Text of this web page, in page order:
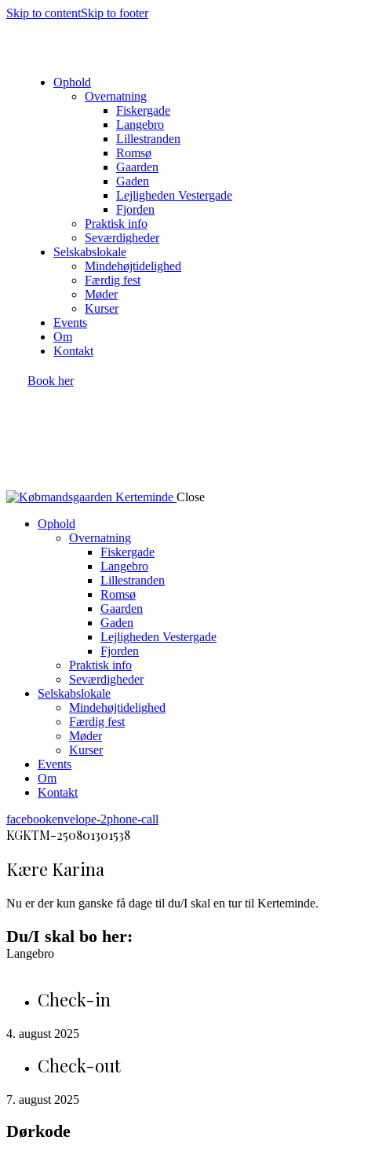
Skip to contentSkip to footer
Ophold
Overnatning
Fiskergade
Langebro
Lillestranden
Romsø
Gaarden
Gaden
Lejligheden Vestergade
Fjorden
Praktisk info
Seværdigheder
Selskabslokale
Mindehøjtidelighed
Færdig fest
Møder
Kurser
Events
Om
Kontakt
Book her
Close
Ophold
Overnatning
Fiskergade
Langebro
Lillestranden
Romsø
Gaarden
Gaden
Lejligheden Vestergade
Fjorden
Praktisk info
Seværdigheder
Selskabslokale
Mindehøjtidelighed
Færdig fest
Møder
Kurser
Events
Om
Kontakt
facebookenvelope-2phone-call
KGKTM-250801301538
Kære Karina
Nu er der kun ganske få dage til du/I skal en tur til Kerteminde.
Du/I skal bo her:
Langebro
Check-in
4. august 2025
Check-out
7. august 2025
Dørkode